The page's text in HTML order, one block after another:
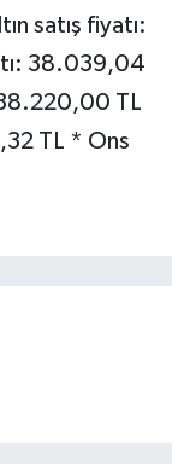
satış fiyatı:
38.039,04
38.220,00 TL
TL * Ons